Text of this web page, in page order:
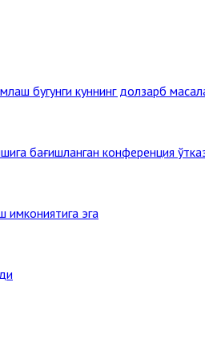
бугунги куннинг долзарб
бағишланган конференция
имкониятига эга